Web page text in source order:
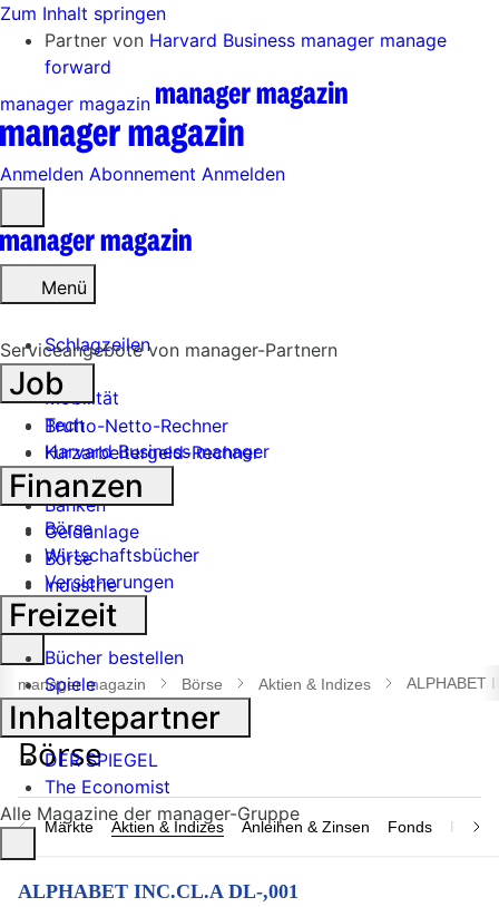
Zum Inhalt springen
Partner von Harvard Business manager manage
forward
manager magazin
Anmelden Abonnement Anmelden
öffnen
Menü
Schlagzeilen
Mobilität
Tech
Harvard Business manager
Handel
Banken
Geldanlage
Börse
Industrie
Suche
öffnen
manager magazin Börse Aktien & Indizes ALPHABET
Märkte Aktien & Indizes Anleihen & Zinsen Fonds
ALPHABET INC.CL.A DL-,001
Serviceangebote von manager-Partnern
Job
Brutto-Netto-Rechner
Kurzarbeitergeld-Rechner
Finanzen
Börse
Wirtschaftsbücher
Versicherungen
Freizeit
Bücher bestellen
Spiele
Inhaltepartner
DER SPIEGEL
The Economist
Alle Magazine der manager-Gruppe